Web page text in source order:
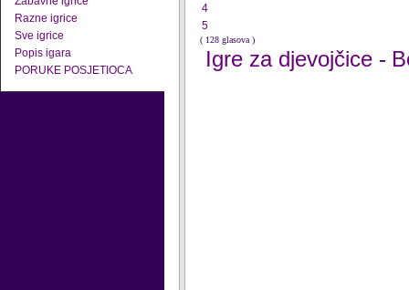
Razne igrice
Sve igrice
Popis igara
PORUKE POSJETIOCA
4
5
( 128 glasova )
Igre za djevojčice -